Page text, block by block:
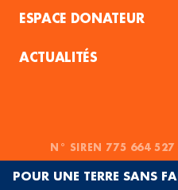
ESPACE DONATEUR
ACTUALITÉS
N° SIREN 775 664
POUR UNE TERRE SANS